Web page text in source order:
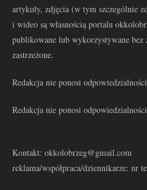
artykuły, zdjęcia (w tym szczególnie
i wideo są własnością portalu
publikowane lub wykorzystywane
zastrzeżone.
Redakcja nie ponosi
Redakcja nie ponosi
Kontakt: okkolobrzeg@gmail.com
reklama/współpraca/dziennikarze: nr